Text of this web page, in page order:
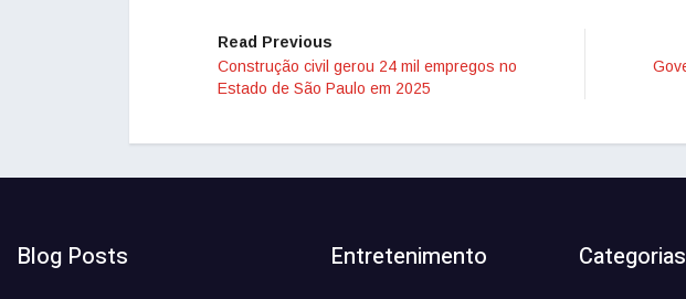
Read Previous
Construção civil gerou 24 mil empregos no
Estado de São Paulo em 2025
Blog Posts Entretenimento Categorias